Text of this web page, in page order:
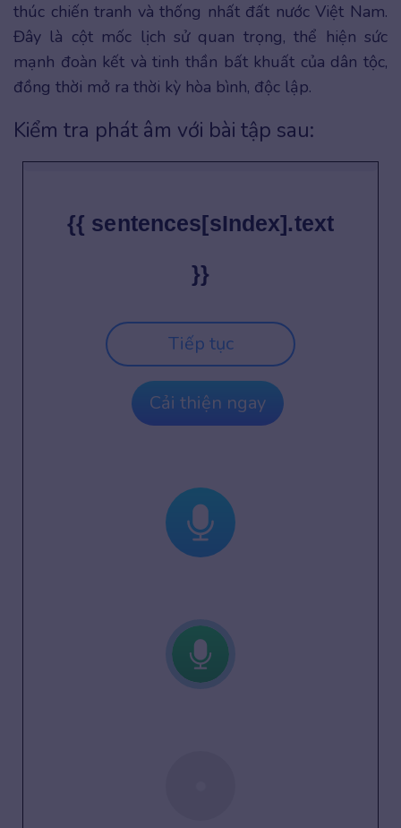
thúc chiến tranh và thống nhất đất nước Việt Nam.
Đây là cột mốc lịch sử quan trọng, thể hiện sức
mạnh đoàn kết và tinh thần bất khuất của dân tộc,
đồng thời mở ra thời kỳ hòa bình, độc lập.
Kiểm tra phát âm với bài tập sau:
{{ sentences[sIndex].text
}}
Tiếp tục
Cải thiện ngay